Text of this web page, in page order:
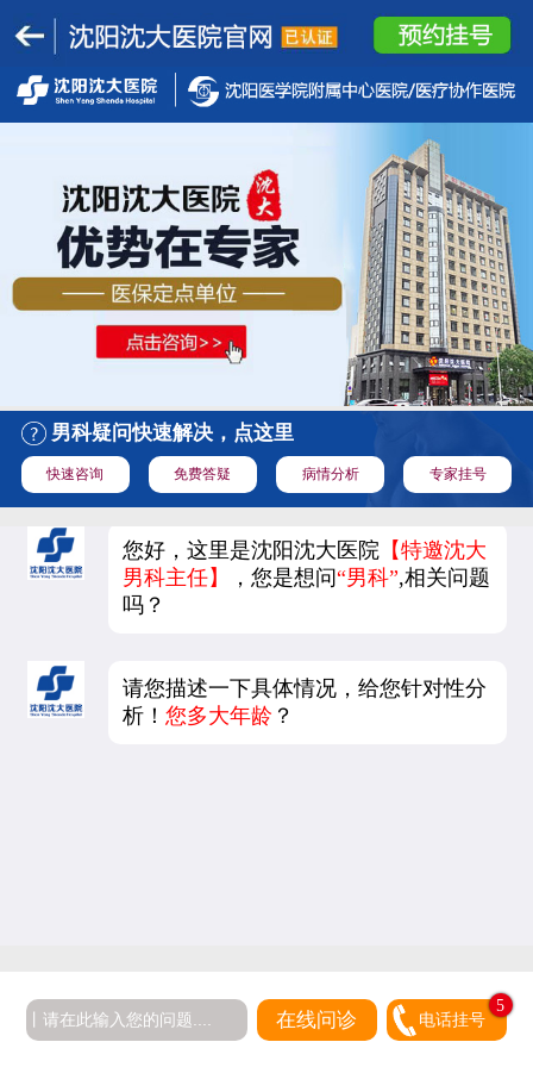
男科疑问快速解决，点这里
快速咨询 免费答疑 病情分析 专家挂号
您好，这里是沈阳沈大医院 【特邀沈大
男科主任】
，您是想问“男科”,相关问题
吗？
请您描述一下具体情况，给您针对性分
析！您多大年龄 ？
在线问诊 电话挂号
5